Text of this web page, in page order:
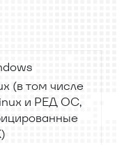
(в том числе
и РЕД ОС,